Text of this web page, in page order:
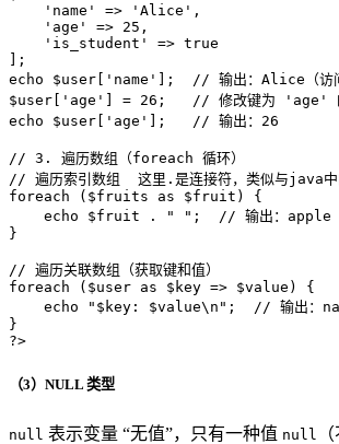
'name'
=> 'Alice' ,
'age'
=> 25 ,
'is_student'
=> true
echo
$user 'name' ]; // 输出：Alice（访
$user
'age' ] = 26 ; // 修改键为 'age'
echo
$user 'age' ]; // 输出：26
// 3. 遍历数组（foreach 循环）
// 遍历索引数组  这里.是连接符，类似与java中
foreach ( $fruits as $fruit ) {
echo
$fruit . " " ; // 输出：apple
}
// 遍历关联数组（获取键和值）
foreach ( $user as $key => $value ) {
echo
" $key : $value\n" ; // 输出：
?>
（3）NULL 类型
null 表示变量 “无值”，只有一种值 null